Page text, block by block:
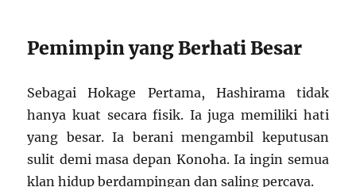
Pemimpin yang Berhati Besar
Sebagai Hokage Pertama, Hashirama tidak
hanya kuat secara fisik. Ia juga memiliki hati
yang besar. Ia berani mengambil keputusan
sulit demi masa depan Konoha. Ia ingin semua
klan hidup berdampingan dan saling percaya.